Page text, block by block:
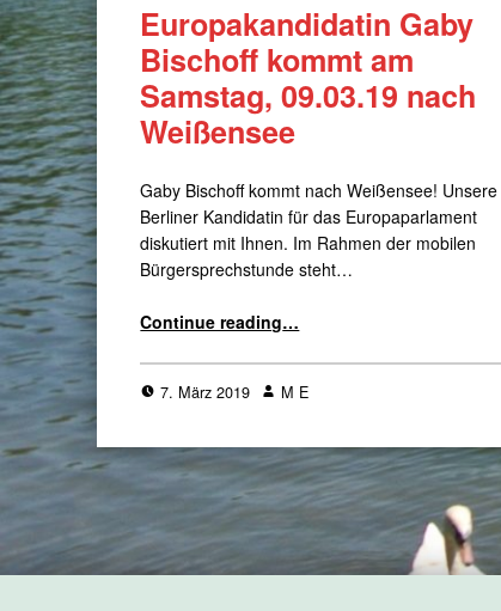
Europakandidatin Gaby
Bischoff kommt am
Samstag, 09.03.19 nach
Weißensee
Gaby Bischoff kommt nach Weißensee! Unsere
Berliner Kandidatin für das Europaparlament
diskutiert mit Ihnen. Im Rahmen der mobilen
Bürgersprechstunde steht…
Continue reading…
7. März 2019 M E